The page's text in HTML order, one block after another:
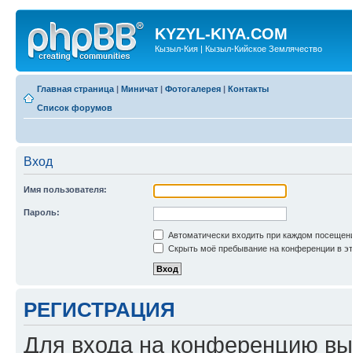
KYZYL-KIYA.COM
Кызыл-Кия | Кызыл-Кийское Землячество
Главная страница | Миничат | Фотогалерея | Контакты
Список форумов
Вход
Имя пользователя:
Пароль:
Автоматически входить при каждом
Скрыть моё пребывание на конференции в
РЕГИСТРАЦИЯ
Для входа на конференцию